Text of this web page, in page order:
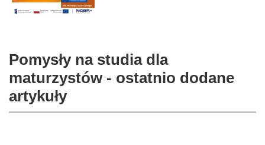
Pomysły na studia dla
maturzystów - ostatnio dodane
artykuły